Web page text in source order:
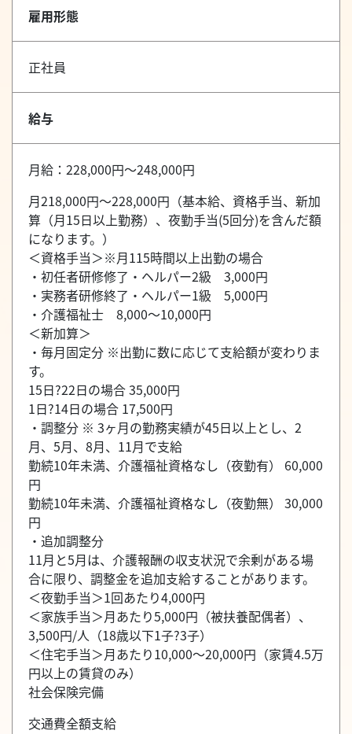
雇用形態
正社員
給与
月給：228,000円～248,000円
月218,000円～228,000円（基本給、資格手当、新加
算（月15日以上勤務）、夜勤手当(5回分)を含んだ額
になります。）
＜資格手当＞※月115時間以上出勤の場合
・初任者研修修了・ヘルパー2級 3,000円
・実務者研修終了・ヘルパー1級 5,000円
・介護福祉士 8,000～10,000円
＜新加算＞
・毎月固定分 ※出勤に数に応じて支給額が変わりま
す。
15日?22日の場合 35,000円
1日?14日の場合 17,500円
・調整分 ※ 3ヶ月の勤務実績が45日以上とし、2
月、5月、8月、11月で支給
勤続10年未満、介護福祉資格なし（夜勤有） 60,000
円
勤続10年未満、介護福祉資格なし（夜勤無） 30,000
円
・追加調整分
11月と5月は、介護報酬の収支状況で余剰がある場
合に限り、調整金を追加支給することがあります。
＜夜勤手当＞1回あたり4,000円
＜家族手当＞月あたり5,000円（被扶養配偶者）、
3,500円/人（18歳以下1子?3子）
＜住宅手当＞月あたり10,000～20,000円（家賃4.5万
円以上の賃貸のみ）
社会保険完備
交通費全額支給